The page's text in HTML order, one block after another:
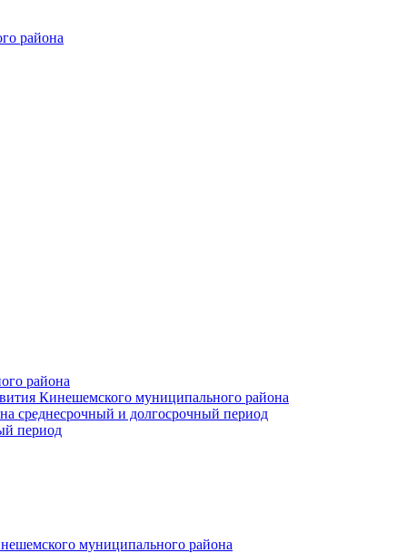
района
района
Кинешемского муниципального района
среднесрочный и долгосрочный период
период
муниципального района